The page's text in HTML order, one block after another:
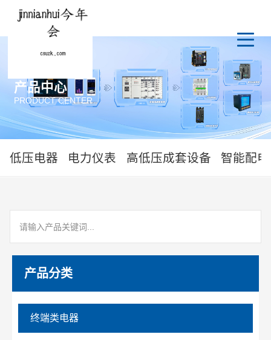
产品中心
PRODUCT CENTER
低压电器 电力仪表 高低压成套设备 智能配
产品分类
终端类电器